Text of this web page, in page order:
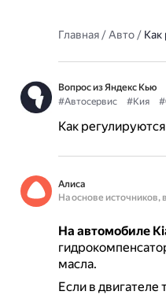
Главная/Авто/ Как
Вопрос из Яндекс Кью
#Автосервис
#Кия
Как
Алиса
На основе
На автомобиле
масла.
Если в двигателе